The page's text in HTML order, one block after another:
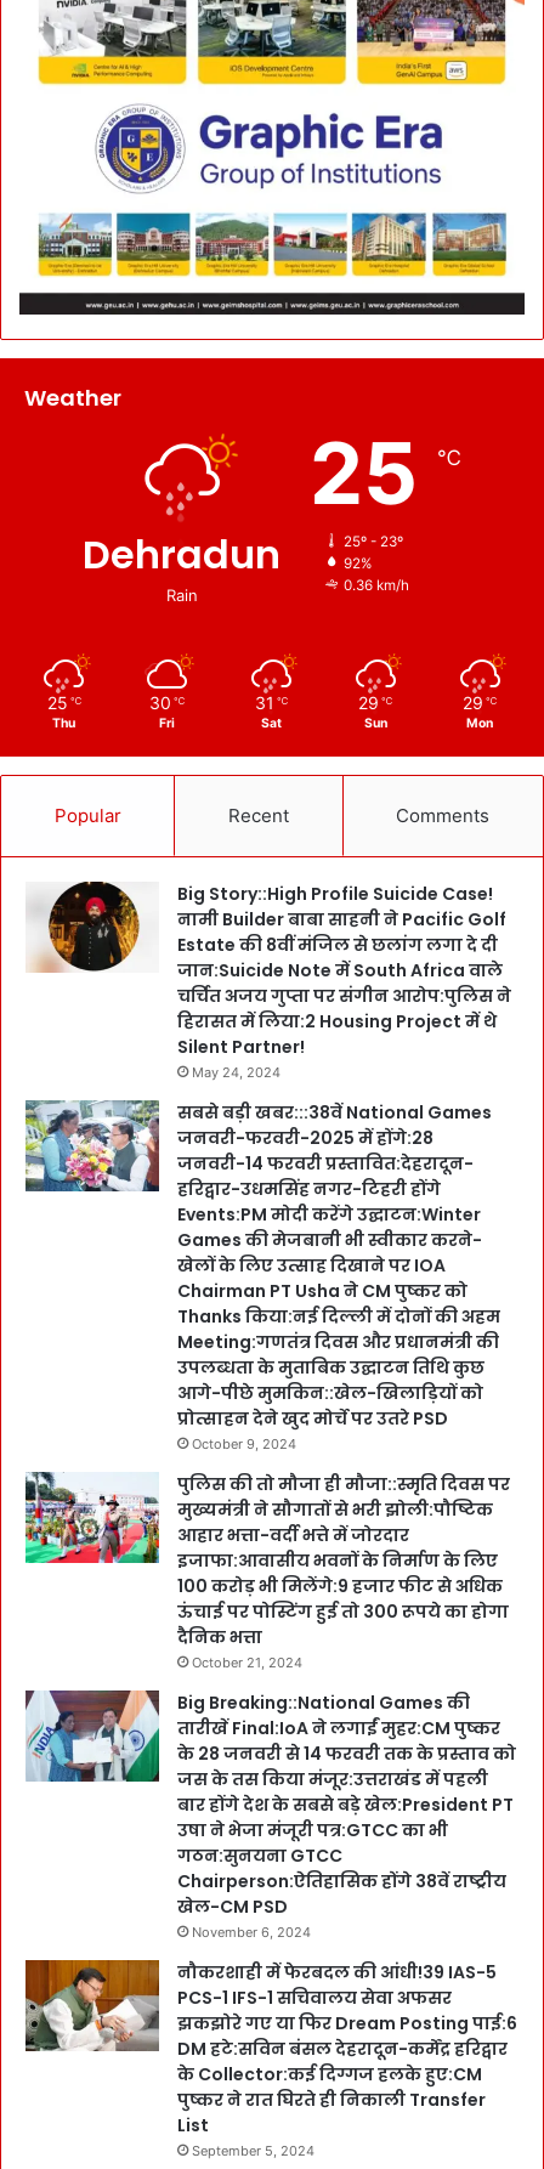
Weather
Dehradun
Rain
25 ℃
25º - 23º
92%
0.36 km/h
25 ℃
Thu
30 ℃
Fri
31 ℃
Sat
29 ℃
Sun
29 ℃
Mon
Popular Recent Comments
Big Story::High Profile Suicide Case!
नामी Builder बाबा साहनी ने Pacific Golf
Estate की 8वीं मंजिल से छलांग लगा दे दी
जान:Suicide Note में South Africa वाले
चर्चित अजय गुप्ता पर संगीन आरोप:पुलिस ने
हिरासत में लिया:2 Housing Project में थे
Silent Partner!
May 24, 2024
सबसे बड़ी खबर:::38वें National Games
जनवरी-फरवरी-2025 में होंगे:28
जनवरी-14 फरवरी प्रस्तावित:देहरादून-
हरिद्वार-उधमसिंह नगर-टिहरी होंगे
Events:PM मोदी करेंगे उद्घाटन:Winter
Games की मेजबानी भी स्वीकार करने-
खेलों के लिए उत्साह दिखाने पर IOA
Chairman PT Usha ने CM पुष्कर को
Thanks किया:नई दिल्ली में दोनों की अहम
Meeting:गणतंत्र दिवस और प्रधानमंत्री की
उपलब्धता के मुताबिक उद्घाटन तिथि कुछ
आगे-पीछे मुमकिन::खेल-खिलाड़ियों को
प्रोत्साहन देने खुद मोर्चे पर उतरे PSD
October 9, 2024
पुलिस की तो मौजा ही मौजा::स्मृति दिवस पर
मुख्यमंत्री ने सौगातों से भरी झोली:पौष्टिक
आहार भत्ता-वर्दी भत्ते में जोरदार
इजाफा:आवासीय भवनों के निर्माण के लिए
100 करोड़ भी मिलेंगे:9 हजार फीट से अधिक
ऊंचाई पर पोस्टिंग हुई तो 300 रूपये का होगा
दैनिक भत्ता
October 21, 2024
Big Breaking::National Games की
तारीखें Final:IoA ने लगाईं मुहर:CM पुष्कर
के 28 जनवरी से 14 फरवरी तक के प्रस्ताव को
जस के तस किया मंजूर:उत्तराखंड में पहली
बार होंगे देश के सबसे बड़े खेल:President PT
उषा ने भेजा मंजूरी पत्र:GTCC का भी
गठन:सुनयना GTCC
Chairperson:ऐतिहासिक होंगे 38वें राष्ट्रीय
खेल-CM PSD
November 6, 2024
नौकरशाही में फेरबदल की आंधी!39 IAS-5
PCS-1 IFS-1 सचिवालय सेवा अफसर
झकझोरे गए या फिर Dream Posting पाई:6
DM हटे:सविन बंसल देहरादून-कर्मेंद्र हरिद्वार
के Collector:कई दिग्गज हलके हुए:CM
पुष्कर ने रात घिरते ही निकाली Transfer
List
September 5, 2024